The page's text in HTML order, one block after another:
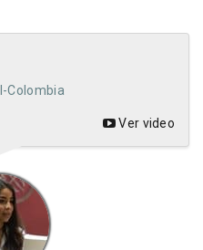
Colombia
Ver video